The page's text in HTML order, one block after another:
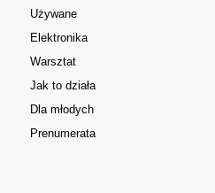
Używane
Elektronika
Warsztat
Jak to działa
Dla młodych
Prenumerata